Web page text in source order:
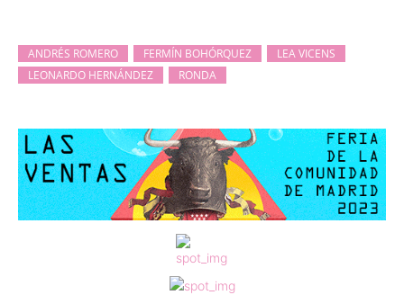
ANDRÉS ROMERO FERMÍN BOHÓRQUEZ
LEA VICENS
LEONARDO HERNÁNDEZ
RONDA